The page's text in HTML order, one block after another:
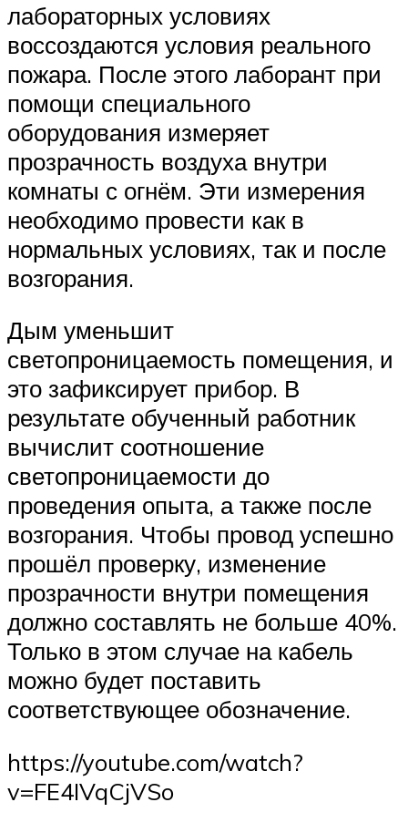
лабораторных условиях
воссоздаются условия реального
пожара. После этого лаборант при
помощи специального
оборудования измеряет
прозрачность воздуха внутри
комнаты с огнём. Эти измерения
необходимо провести как в
нормальных условиях, так и после
возгорания.
Дым уменьшит
светопроницаемость помещения, и
это зафиксирует прибор. В
результате обученный работник
вычислит соотношение
светопроницаемости до
проведения опыта, а также после
возгорания. Чтобы провод успешно
прошёл проверку, изменение
прозрачности внутри помещения
должно составлять не больше 40%.
Только в этом случае на кабель
можно будет поставить
соответствующее обозначение.
https://youtube.com/watch?
v=FE4IVqCjVSo